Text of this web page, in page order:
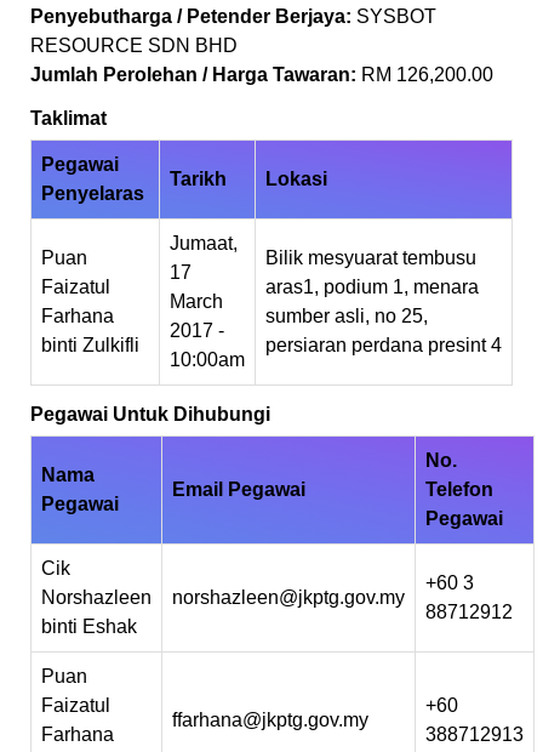
Penyebutharga / Petender Berjaya: SYSBOT
RESOURCE SDN BHD
Jumlah Perolehan / Harga Tawaran: RM 126,200.00
Taklimat
Pegawai
Penyelaras
Tarikh Lokasi
Puan
Faizatul
Farhana
binti Zulkifli
Jumaat,
17
March
2017 -
10:00am
Bilik mesyuarat tembusu
aras1, podium 1, menara
sumber asli, no 25,
persiaran perdana presint 4
Pegawai Untuk Dihubungi
Nama
Pegawai
Email Pegawai
No.
Telefon
Pegawai
Cik
Norshazleen
binti Eshak
norshazleen@jkptg.gov.my
+60 3
88712912
Puan
Faizatul
Farhana
ffarhana@jkptg.gov.my
+60
388712913